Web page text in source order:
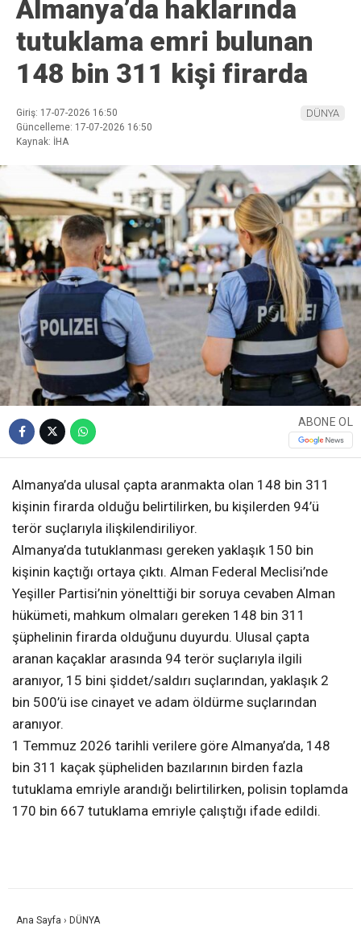
Almanya’da haklarında
tutuklama emri bulunan
148 bin 311 kişi firarda
Giriş: 17-07-2026 16:50
Güncelleme: 17-07-2026 16:50
Kaynak: İHA
DÜNYA
ABONE OL
Almanya’da ulusal çapta aranmakta olan 148 bin 311
kişinin firarda olduğu belirtilirken, bu kişilerden 94’ü
terör suçlarıyla ilişkilendiriliyor.
Almanya’da tutuklanması gereken yaklaşık 150 bin
kişinin kaçtığı ortaya çıktı. Alman Federal Meclisi’nde
Yeşiller Partisi’nin yönelttiği bir soruya cevaben Alman
hükümeti, mahkum olmaları gereken 148 bin 311
şüphelinin firarda olduğunu duyurdu. Ulusal çapta
aranan kaçaklar arasında 94 terör suçlarıyla ilgili
aranıyor, 15 bini şiddet/saldırı suçlarından, yaklaşık 2
bin 500’ü ise cinayet ve adam öldürme suçlarından
aranıyor.
1 Temmuz 2026 tarihli verilere göre Almanya’da, 148
bin 311 kaçak şüpheliden bazılarının birden fazla
tutuklama emriyle arandığı belirtilirken, polisin toplamda
170 bin 667 tutuklama emriyle çalıştığı ifade edildi.
Ana Sayfa › DÜNYA